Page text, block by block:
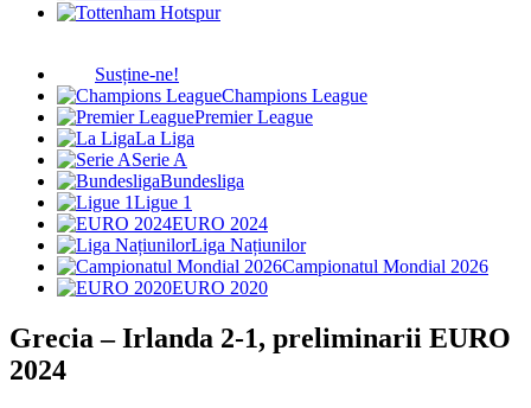
Susține-ne!
Champions League
Premier League
La Liga
Serie A
Bundesliga
Ligue 1
EURO 2024
Liga Națiunilor
Campionatul Mondial 2026
EURO 2020
Grecia – Irlanda 2-1, preliminarii EURO
2024